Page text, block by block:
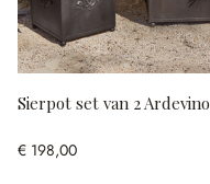
Sierpot set van 2 Ardevino
€ 198,00